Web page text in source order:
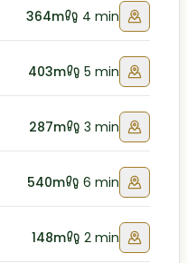
364m 4 min
403m 5 min
287m 3 min
540m 6 min
148m 2 min